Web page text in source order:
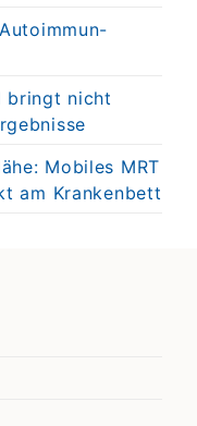
bringt nicht
Mobiles MRT
am Krankenbett